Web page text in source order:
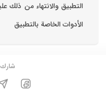
التطبيق والانتهاء من
الأدوات الخاصة بالتطبيق